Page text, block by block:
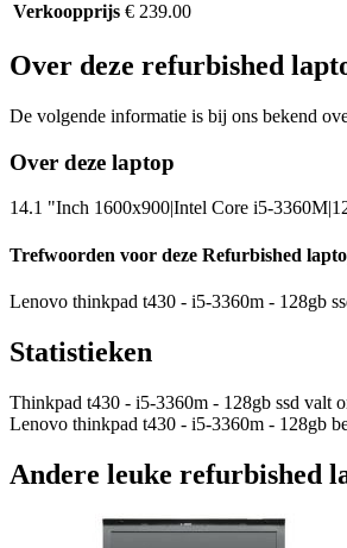
Verkoopprijs € 239.00
Over deze refurbished
De volgende informatie is bij ons bekend
Over deze laptop
14.1 "Inch 1600x900|Intel Core i5-
Trefwoorden voor deze Refurbished
Lenovo thinkpad t430 - i5-3360m - 128gb
Statistieken
Thinkpad t430 - i5-3360m - 128gb ssd valt
Lenovo thinkpad t430 - i5-3360m - 128gb
Andere leuke refurbished